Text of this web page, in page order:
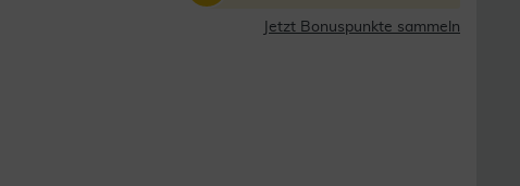
Jetzt Bonuspunkte sammeln